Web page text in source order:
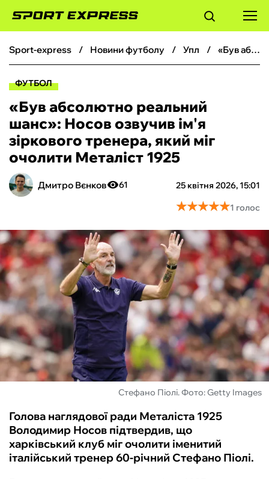
ФУТБОЛ
БОКС
ХОКЕЙ
ТЕНІС
КІБЕРСПОРТ
ЧС-2026
ФУТЗАЛ
ІНШІ
БУКМЕКЕРИ
sport-express новини футболу упл «Був абсолютно реальний шанс»: Носов озвучив ім'я зіркового тренера, який міг очолити Металіст 1925
ФУТБОЛ
«Був абсолютно реальний
шанс»: Носов озвучив ім'я
зіркового тренера, який міг
очолити Металіст 1925
Дмитро Вєнков 25 квітня 2026, 15:01
61
★★★★★
★★★★★1 голос
Стефано Піолі. Фото: Getty Images
Голова наглядової ради Металіста 1925
Володимир Носов підтвердив, що
харківський клуб міг очолити іменитий
італійський тренер 60-річний Стефано Піолі.